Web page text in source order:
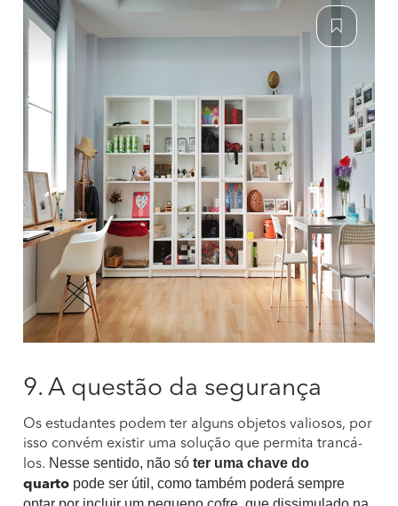
9. A questão da segurança
Os estudantes podem ter alguns objetos valiosos, por
isso convém existir uma solução que permita trancá-
los. Nesse sentido, não só ter uma chave do
quarto pode ser útil, como também poderá sempre